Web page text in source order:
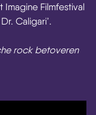
Filmfestival
Caligari’.
rock betoveren